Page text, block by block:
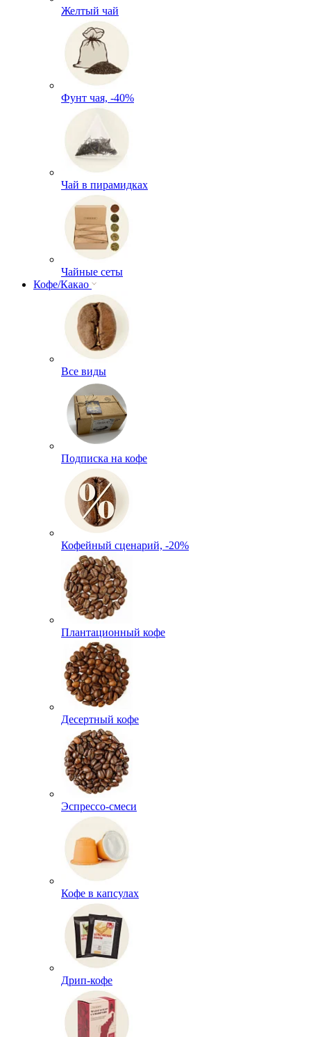
Желтый чай
Фунт чая, -40%
Чай в пирамидках
Чайные сеты
Кофе/Какао
Все виды
Подписка на кофе
Кофейный сценарий, -20%
Плантационный кофе
Десертный кофе
Эспрессо-смеси
Кофе в капсулах
Дрип-кофе